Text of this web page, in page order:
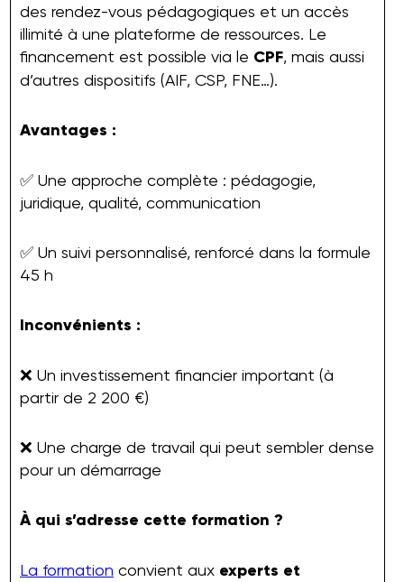
des rendez-vous pédagogiques et un accès
illimité à une plateforme de ressources. Le
financement est possible via le CPF, mais aussi
d’autres dispositifs (AIF, CSP, FNE…).
Avantages :
✅ Une approche complète : pédagogie,
juridique, qualité, communication
✅ Un suivi personnalisé, renforcé dans la formule
45 h
Inconvénients :
❌ Un investissement financier important (à
partir de 2 200 €)
❌ Une charge de travail qui peut sembler dense
pour un démarrage
À qui s’adresse cette formation ?
La formation convient aux experts et